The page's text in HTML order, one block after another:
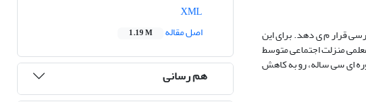
قرار م ی دهد. برای این
تهرانی، حرفه معلمی منزلت اجتماعی متوسط
ای سی ساله، رو به کاهش
اصل مقاله
1.19 M
هم رسانی